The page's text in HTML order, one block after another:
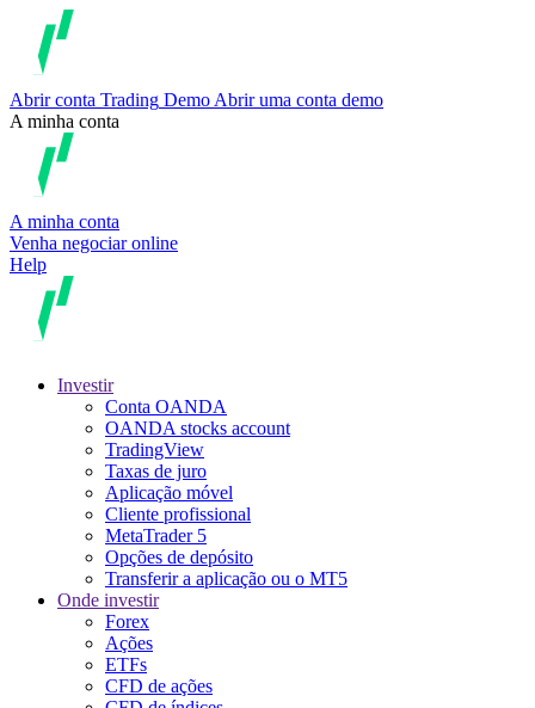
Abrir conta Trading Demo Abrir uma conta demo
A minha conta
A minha conta
Venha negociar online
Help
Investir
Conta OANDA
OANDA stocks account
TradingView
Taxas de juro
Aplicação móvel
Cliente profissional
MetaTrader 5
Opções de depósito
Transferir a aplicação ou o MT5
Onde investir
Forex
Ações
ETFs
CFD de ações